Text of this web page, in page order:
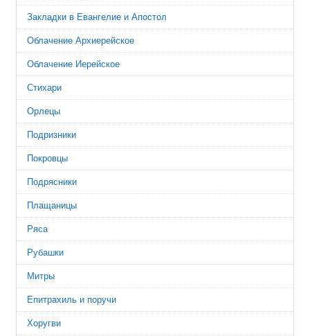
Закладки в Евангелие и Апостол
Облачение Архиерейское
Облачение Иерейское
Стихари
Орлецы
Подризники
Покровцы
Подрясники
Плащаницы
Ряса
Рубашки
Митры
Епитрахиль и поручи
Хоругви